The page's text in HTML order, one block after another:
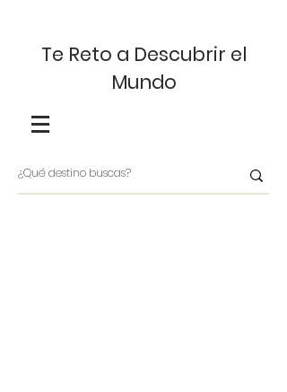
Te Reto a Descubrir el
Mundo